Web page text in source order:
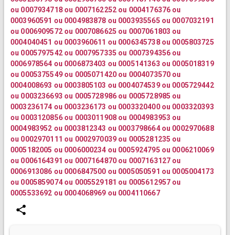
ou 0007934718 ou 0007162252 ou 0004176376 ou
0003960591 ou 0004983878 ou 0003935565 ou 0007032191
ou 0006909572 ou 0007086625 ou 0007061803 ou
0004040451 ou 0003960611 ou 0006345738 ou 0005803725
ou 0005797542 ou 0007957335 ou 0007394356 ou
0006978564 ou 0006873403 ou 0005141363 ou 0005018319
ou 0005375549 ou 0005071420 ou 0004073570 ou
0004008693 ou 0003805103 ou 0004074539 ou 0005729442
ou 0003236693 ou 0005728986 ou 0005728985 ou
0003236174 ou 0003236173 ou 0003320400 ou 0003320393
ou 0003120856 ou 0003011908 ou 0004983953 ou
0004983952 ou 0003812343 ou 0003798664 ou 0002970688
ou 0002970111 ou 0002970039 ou 0005281235 ou
0005182005 ou 0006000234 ou 0005924795 ou 0006210069
ou 0006164391 ou 0007164870 ou 0007163127 ou
0006913086 ou 0006847500 ou 0005050591 ou 0005004173
ou 0005859074 ou 0005529181 ou 0005612957 ou
0005533692 ou 0004068969 ou 0004110667
share